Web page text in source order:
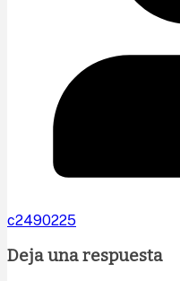
c2490225
Deja una respuesta